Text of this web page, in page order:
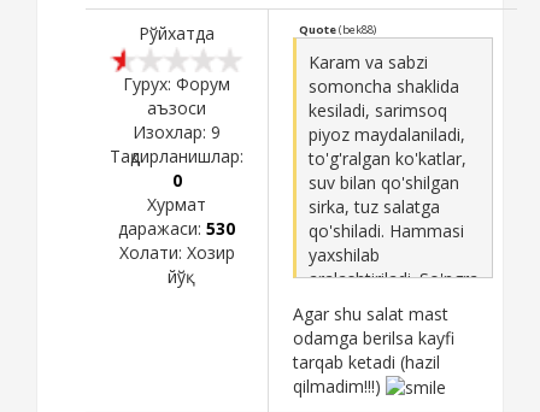
Рўйхатда
Гурух: Форум
аъзоси
Изохлар: 9
Тақдирланишлар:
0
Хурмат
даражаси: 530
Холати: Хозир
йўқ
Quote(bek88)
Karam va sabzi
somoncha shaklida
kesiladi, sarimsoq
piyoz maydalaniladi,
to'g'ralgan ko'katlar,
suv bilan qo'shilgan
sirka, tuz salatga
qo'shiladi. Hammasi
yaxshilab
aralashtiriladi. So'ngra
ustiga og'irroq narsa
qo'yib bostirib
qo'yamiz. Bir ozdan
keyin salat tayor
bo'ladi.
Agar shu salat mast
odamga berilsa kayfi
tarqab ketadi (hazil
qilmadim!!!)